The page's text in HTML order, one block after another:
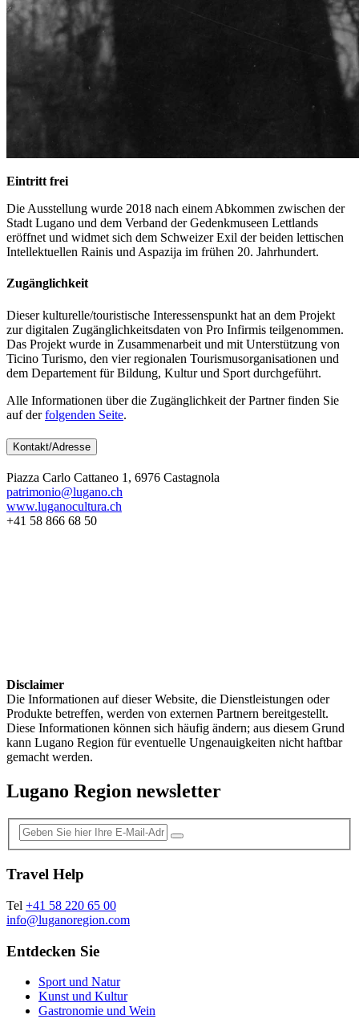
Eintritt frei
Die Ausstellung wurde 2018 nach einem Abkommen zwischen der
Stadt Lugano und dem Verband der Gedenkmuseen Lettlands
eröffnet und widmet sich dem Schweizer Exil der beiden lettischen
Intellektuellen Rainis und Aspazija im frühen 20. Jahrhundert.
Zugänglichkeit
Dieser kulturelle/touristische Interessenspunkt hat an dem Projekt
zur digitalen Zugänglichkeitsdaten von Pro Infirmis teilgenommen.
Das Projekt wurde in Zusammenarbeit und mit Unterstützung von
Ticino Turismo, den vier regionalen Tourismusorganisationen und
dem Departement für Bildung, Kultur und Sport durchgeführt.
Alle Informationen über die Zugänglichkeit der Partner finden Sie
auf derfolgenden Seite.
Kontakt/Adresse
Piazza Carlo Cattaneo 1, 6976 Castagnola
patrimonio@lugano.ch
www.luganocultura.ch
+41 58 866 68 50
Disclaimer
Die Informationen auf dieser Website, die Dienstleistungen oder
Produkte betreffen, werden von externen Partnern bereitgestellt.
Diese Informationen können sich häufig ändern; aus diesem Grund
kann Lugano Region für eventuelle Ungenauigkeiten nicht haftbar
gemacht werden.
Lugano Region newsletter
Travel Help
Tel +41 58 220 65 00
info@luganoregion.com
Entdecken Sie
Sport und Natur
Kunst und Kultur
Gastronomie und Wein